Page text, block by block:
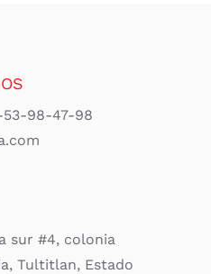
53-98-47-98
sur #4, colonia
Tultitlan, Estado